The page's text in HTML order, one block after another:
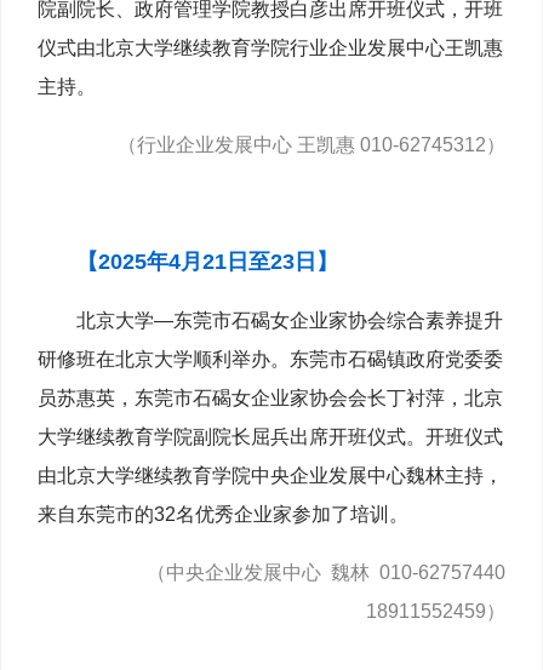
院副院长、政府管理学院教授白彦出席开班仪式，开班
仪式由北京大学继续教育学院行业企业发展中心王凯惠
主持。
（行业企业发展中心 王凯惠 010-62745312）
【2025年4月21日至23日】
北京大学—东莞市石碣女企业家协会综合素养提升
研修班在北京大学顺利举办。东莞市石碣镇政府党委委
员苏惠英，东莞市石碣女企业家协会会长丁衬萍，北京
大学继续教育学院副院长屈兵出席开班仪式。开班仪式
由北京大学继续教育学院中央企业发展中心魏林主持，
来自东莞市的32名优秀企业家参加了培训。
（中央企业发展中心 魏林 010-62757440
18911552459）